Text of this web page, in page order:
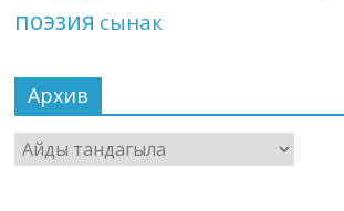
поэзия сынак
Архив
Архив